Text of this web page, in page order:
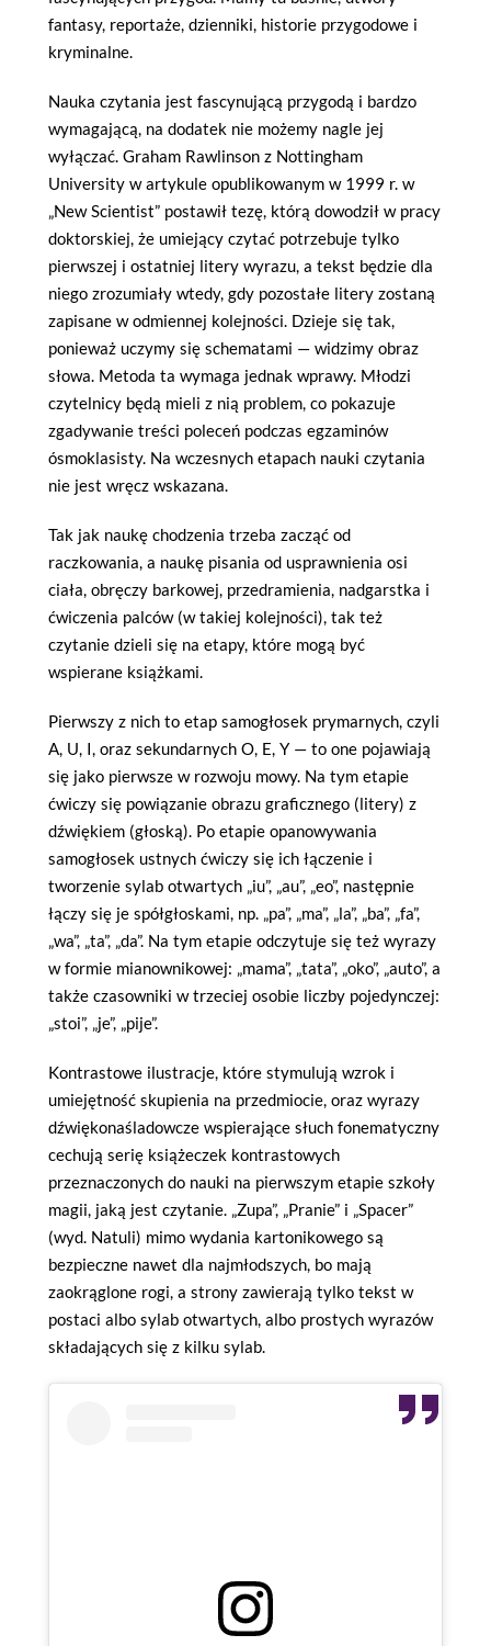
fantasy, reportaże, dzienniki, historie przygodowe i
kryminalne.
Nauka czytania jest fascynującą przygodą i bardzo
wymagającą, na dodatek nie możemy nagle jej
wyłączać. Graham Rawlinson z Nottingham
University w artykule opublikowanym w 1999 r. w
„New Scientist” postawił tezę, którą dowodził w pracy
doktorskiej, że umiejący czytać potrzebuje tylko
pierwszej i ostatniej litery wyrazu, a tekst będzie dla
niego zrozumiały wtedy, gdy pozostałe litery zostaną
zapisane w odmiennej kolejności. Dzieje się tak,
ponieważ uczymy się schematami — widzimy obraz
słowa. Metoda ta wymaga jednak wprawy. Młodzi
czytelnicy będą mieli z nią problem, co pokazuje
zgadywanie treści poleceń podczas egzaminów
ósmoklasisty. Na wczesnych etapach nauki czytania
nie jest wręcz wskazana.
Tak jak naukę chodzenia trzeba zacząć od
raczkowania, a naukę pisania od usprawnienia osi
ciała, obręczy barkowej, przedramienia, nadgarstka i
ćwiczenia palców (w takiej kolejności), tak też
czytanie dzieli się na etapy, które mogą być
wspierane książkami.
Pierwszy z nich to etap samogłosek prymarnych, czyli
A, U, I, oraz sekundarnych O, E, Y — to one pojawiają
się jako pierwsze w rozwoju mowy. Na tym etapie
ćwiczy się powiązanie obrazu graficznego (litery) z
dźwiękiem (głoską). Po etapie opanowywania
samogłosek ustnych ćwiczy się ich łączenie i
tworzenie sylab otwartych „iu”, „au”, „eo”, następnie
łączy się je spółgłoskami, np. „pa”, „ma”, „la”, „ba”, „fa”,
„wa”, „ta”, „da”. Na tym etapie odczytuje się też wyrazy
w formie mianownikowej: „mama”, „tata”, „oko”, „auto”, a
także czasowniki w trzeciej osobie liczby pojedynczej:
„stoi”, „je”, „pije”.
Kontrastowe ilustracje, które stymulują wzrok i
umiejętność skupienia na przedmiocie, oraz wyrazy
dźwiękonaśladowcze wspierające słuch fonematyczny
cechują serię książeczek kontrastowych
przeznaczonych do nauki na pierwszym etapie szkoły
magii, jaką jest czytanie. „Zupa”, „Pranie” i „Spacer”
(wyd. Natuli) mimo wydania kartonikowego są
bezpieczne nawet dla najmłodszych, bo mają
zaokrąglone rogi, a strony zawierają tylko tekst w
postaci albo sylab otwartych, albo prostych wyrazów
składających się z kilku sylab.